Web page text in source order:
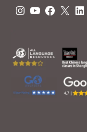
1TB10TB
YouTube
X